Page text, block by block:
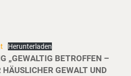
Herunterladen
„GEWALTIG BETROFFEN –
GEWALT UND